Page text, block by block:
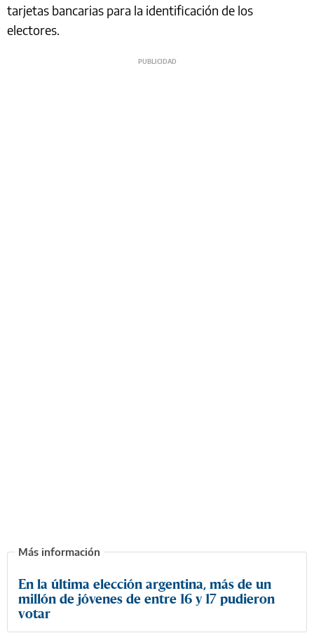
tarjetas bancarias para la identificación de los
electores.
En la última elección argentina, más de un
millón de jóvenes de entre 16 y 17 pudieron
votar